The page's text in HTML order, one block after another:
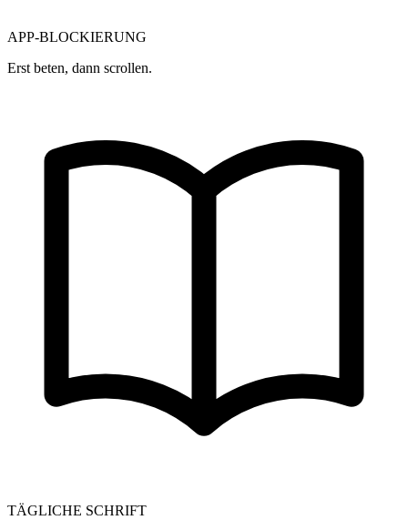
APP-BLOCKIERUNG
Erst beten, dann scrollen.
TÄGLICHE SCHRIFT